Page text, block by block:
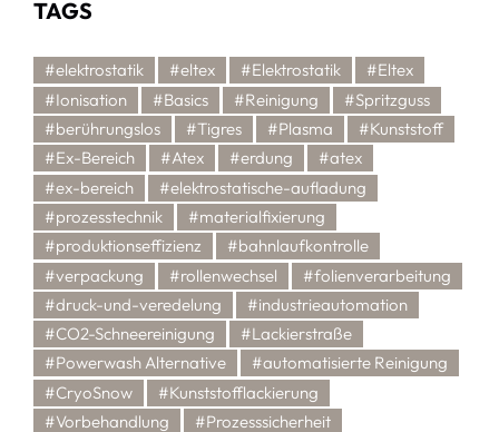
TAGS
#elektrostatik #eltex #Elektrostatik
#Eltex
#Ionisation
#Basics #Reinigung
#Spritzguss
#berührungslos
#Tigres #Plasma
#Kunststoff
#Ex-Bereich
#Atex #erdung
#atex
#ex-bereich
#elektrostatische-aufladung
#prozesstechnik
#materialfixierung
#produktionseffizienz
#bahnlaufkontrolle
#verpackung
#rollenwechsel
#folienverarbeitung
#druck-und-veredelung
#industrieautomation
#CO2-Schneereinigung
#Lackierstraße
#Powerwash Alternative
#automatisierte Reinigung
#CryoSnow
#Kunststofflackierung
#Vorbehandlung
#Prozesssicherheit